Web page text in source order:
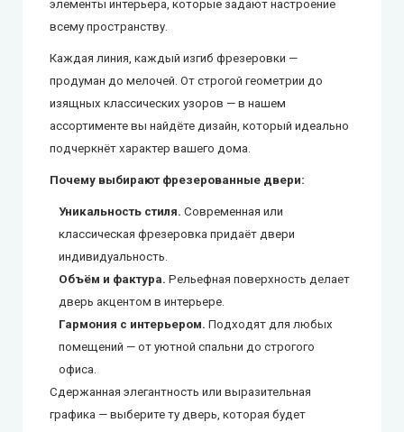
элементы интерьера, которые задают настроение
всему пространству.
Каждая линия, каждый изгиб фрезеровки —
продуман до мелочей. От строгой геометрии до
изящных классических узоров — в нашем
ассортименте вы найдёте дизайн, который идеально
подчеркнёт характер вашего дома.
Почему выбирают фрезерованные двери:
Уникальность стиля. Современная или
классическая фрезеровка придаёт двери
индивидуальность.
Объём и фактура. Рельефная поверхность делает
дверь акцентом в интерьере.
Гармония с интерьером. Подходят для любых
помещений — от уютной спальни до строгого
офиса.
Сдержанная элегантность или выразительная
графика — выберите ту дверь, которая будет